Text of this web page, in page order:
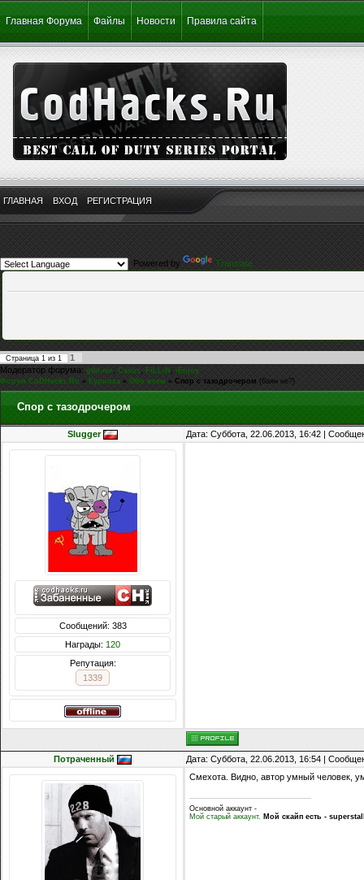
Главная Форума Файлы Новости Правила сайта
ГЛАВНАЯ ВХОД РЕГИСТРАЦИЯ
Powered by Translate
Страница 1 из 1
1
Модератор форума:g0d-me,Casus, FiLLiN,iEnjoy
Форум CoDHacks.Ru » Курилка » Обо всем » Спор с тазодрочером (баян не?)
Спор с тазодрочером
Slugger Дата: Суббота, 22.06.2013, 16:42 |
Сообщений: 383
Награды: 120
Репутация:
1339
Потраченный Дата: Суббота, 22.06.2013, 16:54 |
Смехота. Видно, автор умный человек,
Основной аккаунт -
Мой старый аккаунт. Мой скайп есть -